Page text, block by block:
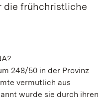
die frühchristliche
248/50 in der Provinz
vermutlich aus
wurde sie durch ihren